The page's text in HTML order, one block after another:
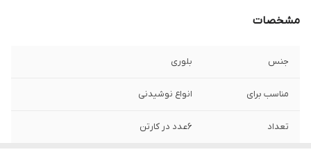
مشخصات
جنس بلوری
مناسب برای انواع نوشیدنی
تعداد 6عدد در کارتن